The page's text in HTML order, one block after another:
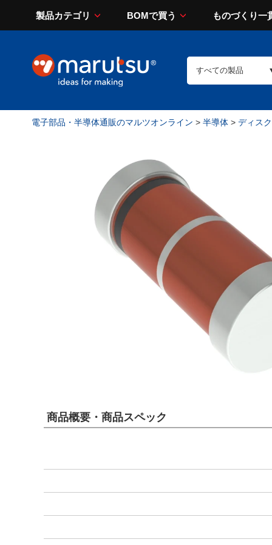
製品カテゴリ BOMで買う ものづくり一
電子部品・半導体通販のマルツオンライン > 半導体 > ディス
商品概要・商品スペック